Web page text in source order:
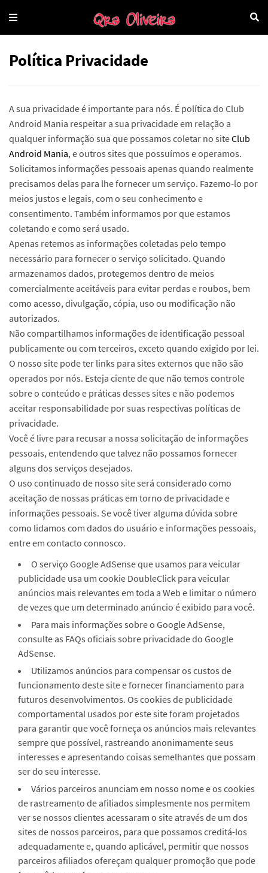
Política Privacidade
A sua privacidade é importante para nós. É política do Club
Android Mania respeitar a sua privacidade em relação a
qualquer informação sua que possamos coletar no siteClub
Android Mania, e outros sites que possuímos e operamos.
Solicitamos informações pessoais apenas quando realmente
precisamos delas para lhe fornecer um serviço. Fazemo-lo por
meios justos e legais, com o seu conhecimento e
consentimento. Também informamos por que estamos
coletando e como será usado.
Apenas retemos as informações coletadas pelo tempo
necessário para fornecer o serviço solicitado. Quando
armazenamos dados, protegemos dentro de meios
comercialmente aceitáveis ​​para evitar perdas e roubos, bem
como acesso, divulgação, cópia, uso ou modificação não
autorizados.
Não compartilhamos informações de identificação pessoal
publicamente ou com terceiros, exceto quando exigido por lei.
O nosso site pode ter links para sites externos que não são
operados por nós. Esteja ciente de que não temos controle
sobre o conteúdo e práticas desses sites e não podemos
aceitar responsabilidade por suas respectivas políticas de
privacidade.
Você é livre para recusar a nossa solicitação de informações
pessoais, entendendo que talvez não possamos fornecer
alguns dos serviços desejados.
O uso continuado de nosso site será considerado como
aceitação de nossas práticas em torno de privacidade e
informações pessoais. Se você tiver alguma dúvida sobre
como lidamos com dados do usuário e informações pessoais,
entre em contacto connosco.
O serviço Google AdSense que usamos para veicular
publicidade usa um cookie DoubleClick para veicular
anúncios mais relevantes em toda a Web e limitar o número
de vezes que um determinado anúncio é exibido para você.
Para mais informações sobre o Google AdSense,
consulte as FAQs oficiais sobre privacidade do Google
AdSense.
Utilizamos anúncios para compensar os custos de
funcionamento deste site e fornecer financiamento para
futuros desenvolvimentos. Os cookies de publicidade
comportamental usados ​​por este site foram projetados
para garantir que você forneça os anúncios mais relevantes
sempre que possível, rastreando anonimamente seus
interesses e apresentando coisas semelhantes que possam
ser do seu interesse.
Vários parceiros anunciam em nosso nome e os cookies
de rastreamento de afiliados simplesmente nos permitem
ver se nossos clientes acessaram o site através de um dos
sites de nossos parceiros, para que possamos creditá-los
adequadamente e, quando aplicável, permitir que nossos
parceiros afiliados ofereçam qualquer promoção que pode